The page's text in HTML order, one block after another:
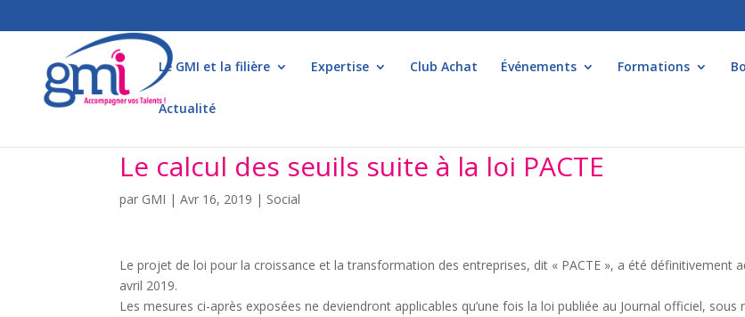
Le GMI et la filière Expertise Club Achat Événements Formations
Actualité
Le calcul des seuils suite à la loi PACTE
par GMI |Avr 16, 2019 | Social
Le projet de loi pour la croissance et la transformation des entreprises, dit « PACTE », a été définitivement
avril 2019.
Les mesures ci-après exposées ne deviendront applicables qu’une fois la loi publiée au Journal officiel, sous